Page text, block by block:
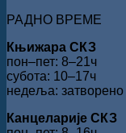
РАДНО ВРЕМЕ
Књижара СКЗ
пон‒пет: 8‒21ч
субота: 10‒17ч
недеља: затворено
Канцеларије СКЗ